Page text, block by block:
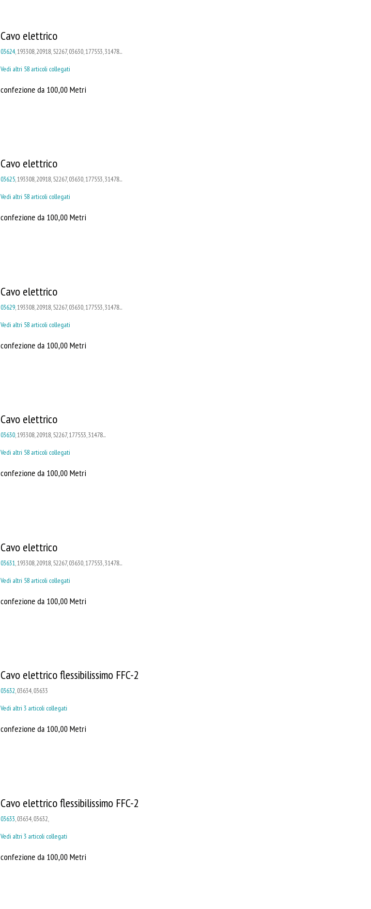
Cavo elettrico
03624, 193308, 20918, 52267, 03630, 177553, 31478...
Vedi altri 58 articoli collegati
confezione da 100,00 Metri
Cavo elettrico
03625, 193308, 20918, 52267, 03630, 177553, 31478...
Vedi altri 58 articoli collegati
confezione da 100,00 Metri
Cavo elettrico
03629, 193308, 20918, 52267, 03630, 177553, 31478...
Vedi altri 58 articoli collegati
confezione da 100,00 Metri
Cavo elettrico
03630, 193308, 20918, 52267, 177553, 31478...
Vedi altri 58 articoli collegati
confezione da 100,00 Metri
Cavo elettrico
03631 , 193308, 20918, 52267, 03630, 177553, 31478...
Vedi altri 58 articoli collegati
confezione da 100,00 Metri
Cavo elettrico flessibilissimo FFC-2
03632, 03634, 03633
Vedi altri 3 articoli collegati
confezione da 100,00 Metri
Cavo elettrico flessibilissimo FFC-2
03633 , 03634, 03632,
Vedi altri 3 articoli collegati
confezione da 100,00 Metri